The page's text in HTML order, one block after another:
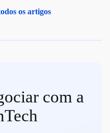
os artigos
com a